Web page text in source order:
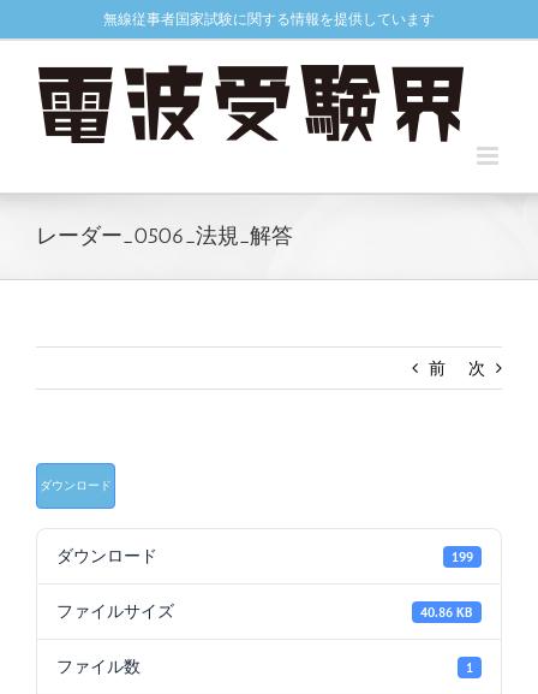
to
無線従事者国家試験に関する情報を提供しています
レーダー_0506_法規_解答
前 次
ダウンロード
ダウンロード 199
ファイルサイズ 40.86 KB
ファイル数 1